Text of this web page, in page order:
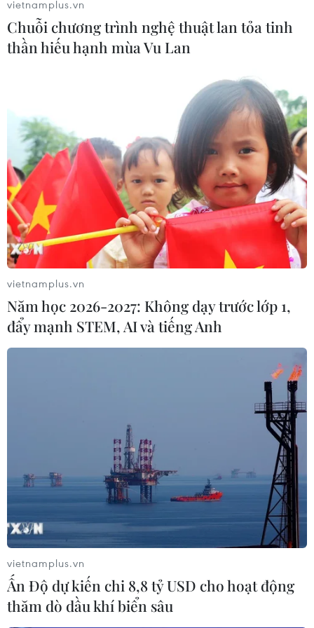
Cần Thơ phát triển đô thị gắn liền với
đặc trưng sông nước
Lộ diện trường đại học đầu tiên có
điểm chuẩn cán mốc tuyệt đối 30/30
điểm
09/08/2026 08:13
Tỉnh Quảng Ninh mở hướng kết nối
mới với chuỗi kinh tế phía Bắc
09/08/2026 08:04
Điểm chuẩn Trường Đại học Thương
Từ 10-11/8, Bắc Bộ và Trung Bộ có
nơi nắng nóng gay gắt trên 37 độ C
09/08/2026 07:57
Ngư dân trôi dạt trên biển được các
09/08/2026 07:45
vietnamplus.vn
Chuỗi chương trình nghệ thuật lan tỏa tinh
thần hiếu hạnh mùa Vu Lan
vietnamplus.vn
Năm học 2026-2027: Không dạy trước lớp 1,
đẩy mạnh STEM, AI và tiếng Anh
vietnamplus.vn
Ấn Độ dự kiến chi 8,8 tỷ USD cho hoạt động
thăm dò dầu khí biển sâu